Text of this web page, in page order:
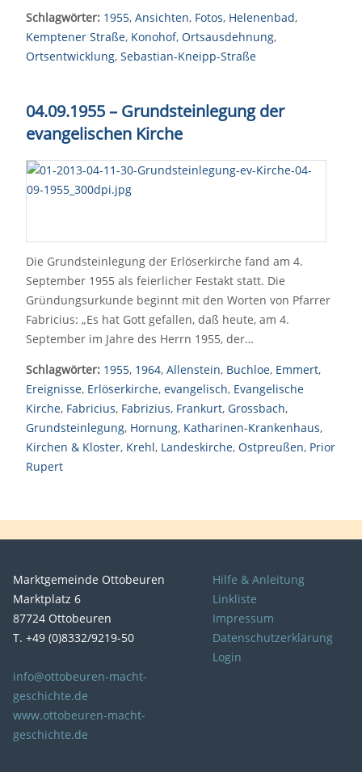
Schlagwörter: 1955, Ansichten, Fotos, Helenenbad,
Kemptener Straße, Konohof, Ortsausdehnung,
Ortsentwicklung, Sebastian-Kneipp-Straße
04.09.1955– Grundsteinlegung der
evangelischen Kirche
Die Grundsteinlegung der Erlöserkirche fand am 4.
September 1955 als feierlicher Festakt statt. Die
Gründungsurkunde beginnt mit den Worten von Pfarrer
Fabricius: „Es hat Gott gefallen, daß heute, am 4.
September im Jahre des Herrn 1955, der…
Schlagwörter: 1955, 1964, Allenstein, Buchloe, Emmert,
Ereignisse, Erlöserkirche, evangelisch, Evangelische
Kirche, Fabricius, Fabrizius, Frankurt, Grossbach,
Grundsteinlegung, Hornung, Katharinen-Krankenhaus,
Kirchen & Kloster, Krehl, Landeskirche, Ostpreußen, Prior
Rupert
Marktgemeinde Ottobeuren
Marktplatz 6
87724 Ottobeuren
T. +49 (0)8332/9219-50
info@ottobeuren-macht-
geschichte.de
www.ottobeuren-macht-
geschichte.de
Hilfe & Anleitung
Linkliste
Impressum
Datenschutzerklärung
Login